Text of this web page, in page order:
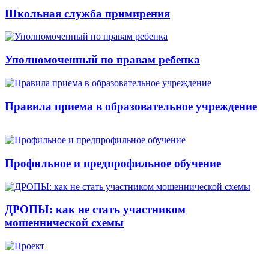
Школьная служба примирения
Уполномоченный по правам ребенка
Правила приема в образовательное учреждение
Профильное и предпрофильное обучение
ДРОПЫ: как не стать участником
мошеннической схемы